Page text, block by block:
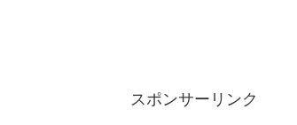
スポンサーリンク